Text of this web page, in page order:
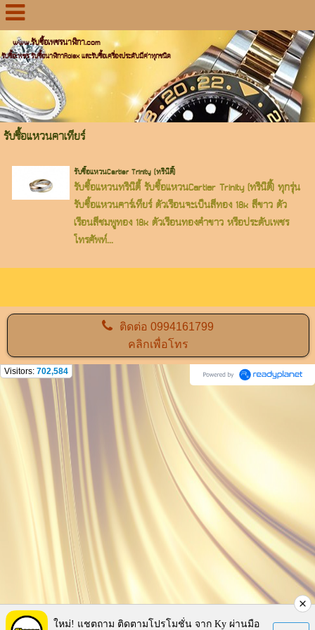
www.รับซื้อเพชรนาฬิกา.com
รับซื้อเพชร รับซื้อนาฬิกาRolex และรับซื้อเครื่องประดับมีค่าทุกชนิด
รับซื้อแหวนคาเทียร์
รับซื้อแหวนCartier Trinity (ทรินิตี้)
รับซื้อแหวนทรินิตี้ รับซื้อแหวนCartier Trinity (ทรินิตี้) ทุกรุ่น
รับซื้อแหวนคาร์เทียร์ ตัวเรือนจะเป็นสีทอง 18k สีขาว ตัว
เรือนสีชมพูทอง 18k ตัวเรือนทองคำขาว หรือประดับเพชร
โทรศัพท์...
ติดต่อ0994161799
คลิกเพื่อโทร
Visitors: 702,584
ใหม่! แชตถาม ติดตามโปรโมชั่น จาก Ky ผ่านมือ